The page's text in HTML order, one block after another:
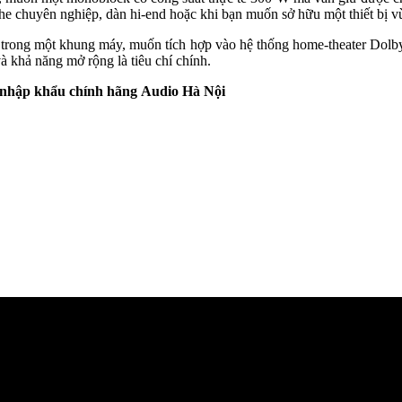
chuyên nghiệp, dàn hi-end hoặc khi bạn muốn sở hữu một thiết bị
một khung máy, muốn tích hợp vào hệ thống home-theater
khả năng mở rộng là tiêu chí chính.
khẩu chính hãng Audio Hà Nội